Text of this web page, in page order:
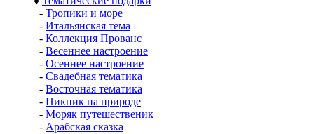
- Тропики и море
- Итальянская тема
- Коллекция Прованс
- Весеннее настроение
- Осеннее настроение
- Свадебная тематика
- Восточная тематика
- Пикник на природе
- Моряк путешественик
- Арабская сказка